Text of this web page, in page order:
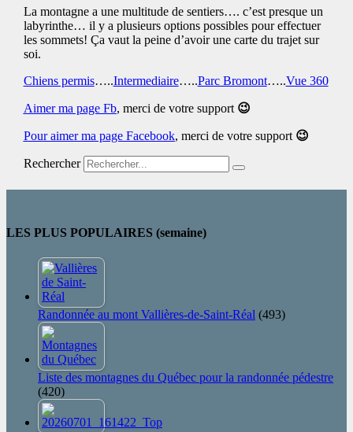
La montagne a une multitude de sentiers…. c’est presque un
labyrinthe… il y a plusieurs options possibles pour effectuer
les sommets! Ça vaut la peine d’avoir une carte du trajet sur
soi.
Chiens permis…..Intermediaire…..Parc Bromont…..Vue 360
Aimer ma page Fb, merci de votre support 😉
Pour aimer ma page Facebook, merci de votre support 😉
Rechercher
LES PLUS POPULAIRES (semaine)
Randonnée au mont Vallières-de-Saint-Réal (493)
Liste des montagnes du Québec pour la randonnée pédestre
(420)